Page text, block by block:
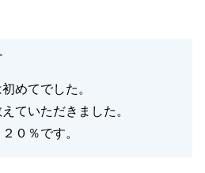
めてでした。
ていただきました。
０％です。